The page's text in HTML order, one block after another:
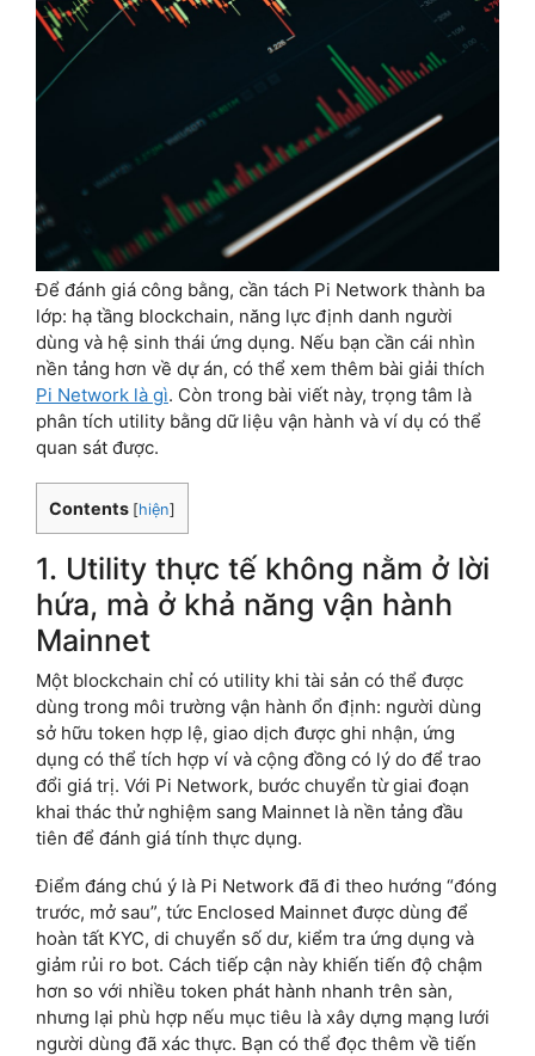
Để đánh giá công bằng, cần tách Pi Network thành ba
lớp: hạ tầng blockchain, năng lực định danh người
dùng và hệ sinh thái ứng dụng. Nếu bạn cần cái nhìn
nền tảng hơn về dự án, có thể xem thêm bài giải thích
Pi Network là gì. Còn trong bài viết này, trọng tâm là
phân tích utility bằng dữ liệu vận hành và ví dụ có thể
quan sát được.
Contents [hiện]
1. Utility thực tế không nằm ở lời
hứa, mà ở khả năng vận hành
Mainnet
Một blockchain chỉ có utility khi tài sản có thể được
dùng trong môi trường vận hành ổn định: người dùng
sở hữu token hợp lệ, giao dịch được ghi nhận, ứng
dụng có thể tích hợp ví và cộng đồng có lý do để trao
đổi giá trị. Với Pi Network, bước chuyển từ giai đoạn
khai thác thử nghiệm sang Mainnet là nền tảng đầu
tiên để đánh giá tính thực dụng.
Điểm đáng chú ý là Pi Network đã đi theo hướng “đóng
trước, mở sau”, tức Enclosed Mainnet được dùng để
hoàn tất KYC, di chuyển số dư, kiểm tra ứng dụng và
giảm rủi ro bot. Cách tiếp cận này khiến tiến độ chậm
hơn so với nhiều token phát hành nhanh trên sàn,
nhưng lại phù hợp nếu mục tiêu là xây dựng mạng lưới
người dùng đã xác thực. Bạn có thể đọc thêm về tiến